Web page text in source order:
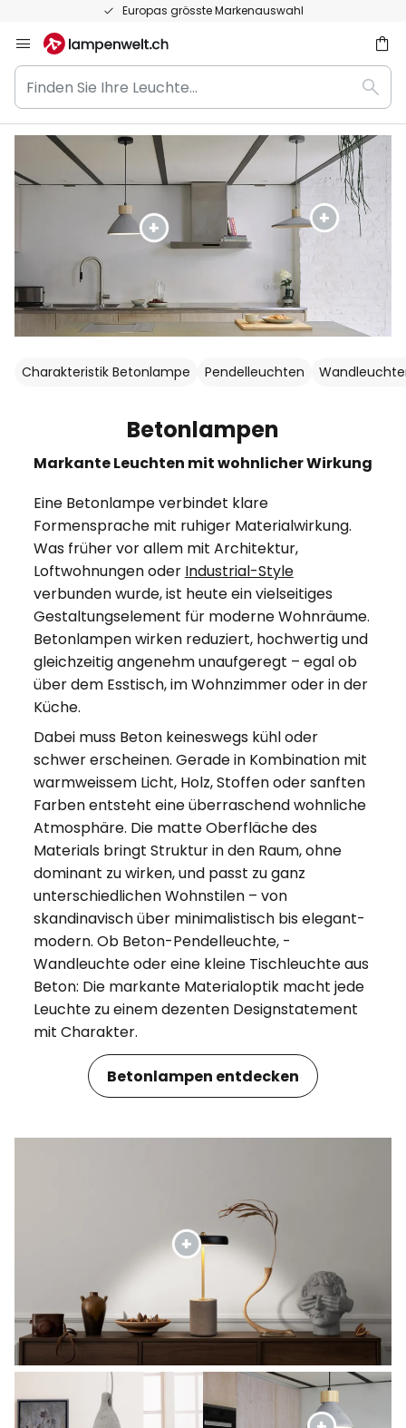
50 Tage kostenlose Retoure
Inhalt
springen
Finden
Sie
Ihre
Leuchte...
Charakteristik Betonlampe Pendelleuchten
Betonlampen
Markante Leuchten mit wohnlicher Wirkung
Eine Betonlampe verbindet klare
Formensprache mit ruhiger Materialwirkung.
Was früher vor allem mit Architektur,
Loftwohnungen oder Industrial-Style
verbunden wurde, ist heute ein vielseitiges
Gestaltungselement für moderne Wohnräume.
Betonlampen wirken reduziert, hochwertig und
gleichzeitig angenehm unaufgeregt – egal ob
über dem Esstisch, im Wohnzimmer oder in der
Küche.
Dabei muss Beton keineswegs kühl oder
schwer erscheinen. Gerade in Kombination mit
warmweissem Licht, Holz, Stoffen oder sanften
Farben entsteht eine überraschend wohnliche
Atmosphäre. Die matte Oberfläche des
Materials bringt Struktur in den Raum, ohne
dominant zu wirken, und passt zu ganz
unterschiedlichen Wohnstilen – von
skandinavisch über minimalistisch bis elegant-
modern. Ob Beton-Pendelleuchte, -
Wandleuchte oder eine kleine Tischleuchte aus
Beton: Die markante Materialoptik macht jede
Leuchte zu einem dezenten Designstatement
mit Charakter.
Betonlampen entdecken